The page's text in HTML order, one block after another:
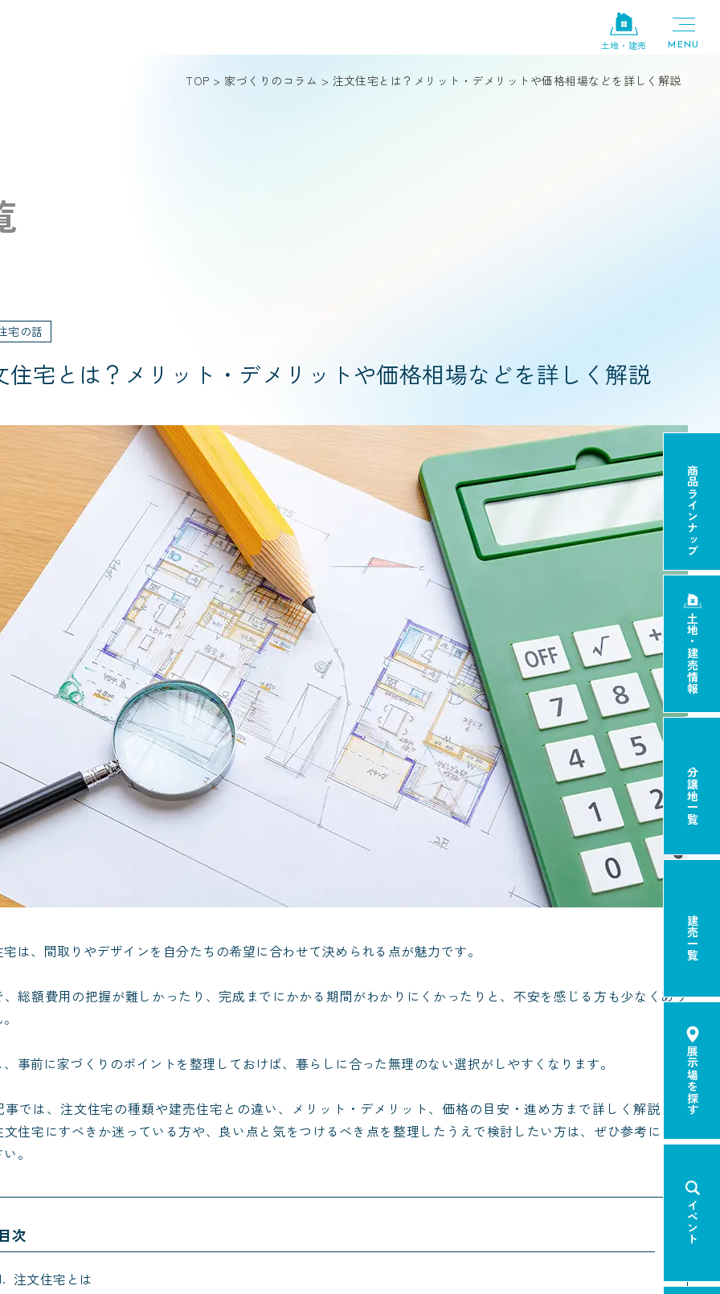
土地・建売
TOP > 家づくりのコラム > 注文住宅とは？メリット・デメリットや価格相場などを詳しく解説
宅の話
住宅とは？メリット・デメリットや価格相場などを詳しく解説
は、間取りやデザインを自分たちの希望に合わせて決められる点が魅力です。
、総額費用の把握が難しかったり、完成までにかかる期間がわかりにくかったりと、不安を感じる方も少なくあり
事前に家づくりのポイントを整理しておけば、暮らしに合った無理のない選択がしやすくなります。
事では、注文住宅の種類や建売住宅との違い、メリット・デメリット、価格の目安・進め方まで詳しく解説しま
住宅にすべきか迷っている方や、良い点と気をつけるべき点を整理したうえで検討したい方は、ぜひ参考にして
。
次
注文住宅とは
商品ラインナップ
土地・建売情報
分譲地一覧
建売一覧
展示場を探す
イベント